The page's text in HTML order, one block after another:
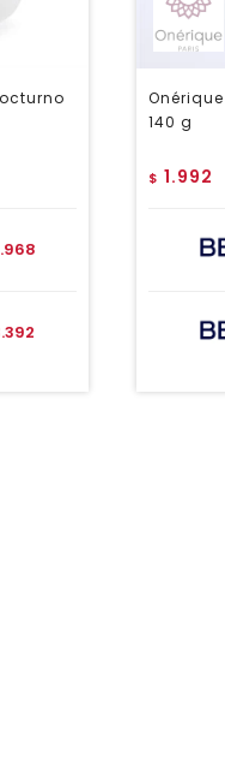
140 g
$ 1.992